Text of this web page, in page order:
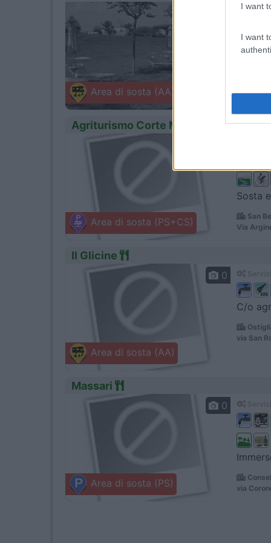
I want
I want
Area di sosta (AA)
Via
Agriturismo Corte Medaglie d'Oro
Area di sosta (PS+CS)
Sosta
San
Via
Il Glicine
Area di sosta (AA)
0
C/o
via San
Massari
Area di sosta (PS)
0
via